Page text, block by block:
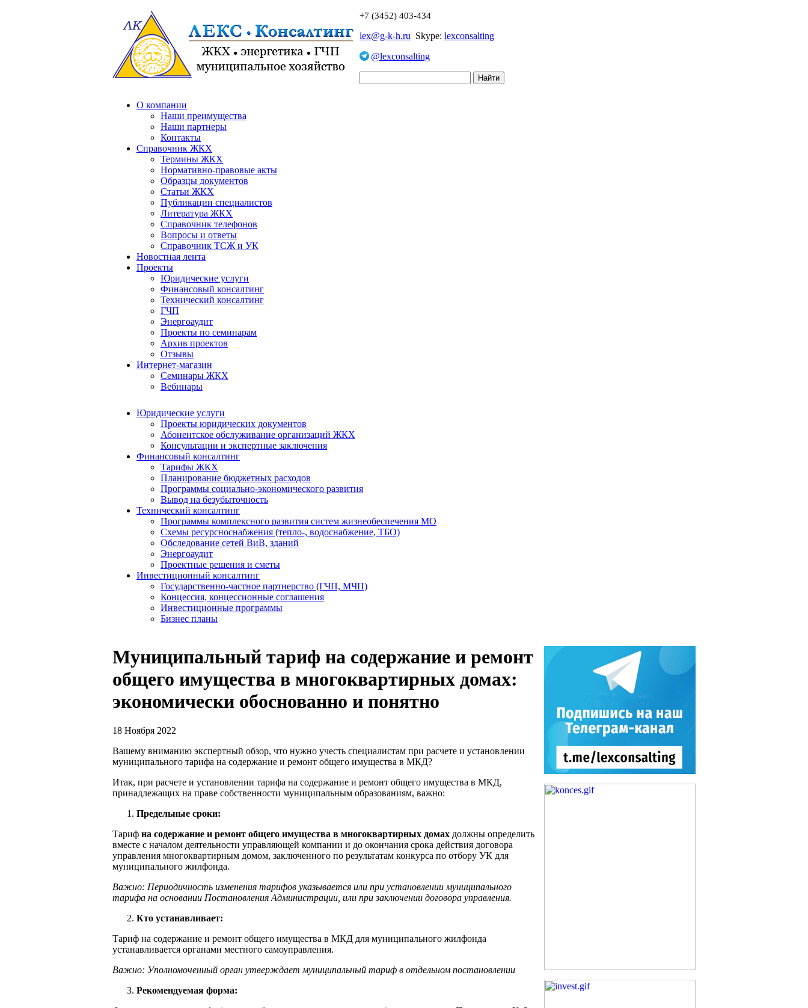
+7 (3452) 403-434
lex@g-k-h.ru Skype: lexconsalting
@lexconsalting
О компании
Наши преимущества
Наши партнеры
Контакты
Справочник ЖКХ
Термины ЖКХ
Нормативно-правовые акты
Образцы документов
Статьи ЖКХ
Публикации специалистов
Литература ЖКХ
Справочник телефонов
Вопросы и ответы
Справочник ТСЖ и УК
Новостная лента
Проекты
Юридические услуги
Финансовый консалтинг
Технический консалтинг
ГЧП
Энергоаудит
Проекты по семинарам
Архив проектов
Отзывы
Интернет-магазин
Семинары ЖКХ
Вебинары
Юридические услуги
Проекты юридических документов
Абонентское обслуживание организаций ЖКХ
Консультации и экспертные заключения
Финансовый консалтинг
Тарифы ЖКХ
Планирование бюджетных расходов
Программы социально-экономического развития
Вывод на безубыточность
Технический консалтинг
Программы комплексного развития систем жизнеобеспечения МО
Схемы ресурсноснабжения (тепло-, водоснабжение, ТБО)
Обследование сетей ВиВ, зданий
Энергоаудит
Проектные решения и сметы
Инвестиционный консалтинг
Государственно-частное партнерство (ГЧП, МЧП)
Концессия, концессионные соглашения
Инвестиционные программы
Бизнес планы
Муниципальный тариф на содержание и ремонт
общего имущества в многоквартирных домах:
экономически обоснованно и понятно
18 Ноября 2022
Вашему вниманию экспертный обзор, что нужно учесть специалистам при расчете и установлении
муниципального тарифа на содержание и ремонт общего имущества в МКД?
Итак, при расчете и установлении тарифа на содержание и ремонт общего имущества в МКД,
принадлежащих на праве собственности муниципальным образованиям, важно:
Предельные сроки:
Тариф на содержание и ремонт общего имущества в многоквартирных домах должны определить
вместе с началом деятельности управляющей компании и до окончания срока действия договора
управления многоквартирным домом, заключенного по результатам конкурса по отбору УК для
муниципального жилфонда.
Важно: Периодичность изменения тарифов указывается или при установлении муниципального
тарифа на основании Постановления Администрации, или при заключении договора управления.
Кто устанавливает:
Тариф на содержание и ремонт общего имущества в МКД для муниципального жилфонда
устанавливается органами местного самоуправления.
Важно: Уполномоченный орган утверждает муниципальный тариф в отдельном постановлении
Рекомендуемая форма: